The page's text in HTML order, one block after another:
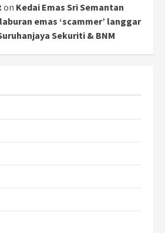
on Kedai Emas Sri Semantan
emas ‘scammer’ langgar
Sekuriti & BNM